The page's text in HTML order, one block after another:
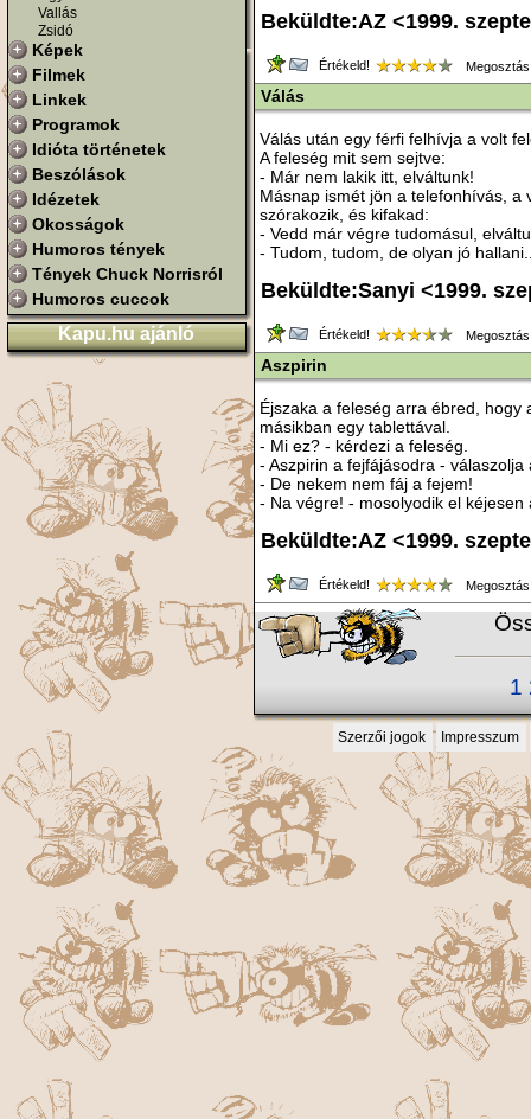
Vallás
Zsidó
Képek
Filmek
Linkek
Programok
Idióta történetek
Beszólások
Idézetek
Okosságok
Humoros tények
Tények Chuck Norrisról
Humoros cuccok
Kapu.hu ajánló
Beküldte:AZ <1999.
Értékeld!
Válás
Válás után egy férfi felhívja a volt
A feleség mit sem sejtve:
- Már nem lakik itt, elváltunk!
Másnap ismét jön a telefonhívás, a
szórakozik, és kifakad:
- Vedd már végre tudomásul,
- Tudom, tudom, de olyan jó
Beküldte:Sanyi <1999.
Értékeld!
Aszpirin
Éjszaka a feleség arra ébred,
másikban egy tablettával.
- Mi ez? - kérdezi a feleség.
- Aszpirin a fejfájásodra - válaszolja
- De nekem nem fáj a fejem!
- Na végre! - mosolyodik el kéjesen
Beküldte:AZ <1999.
Értékeld!
1
Szerzői jogok Impresszum